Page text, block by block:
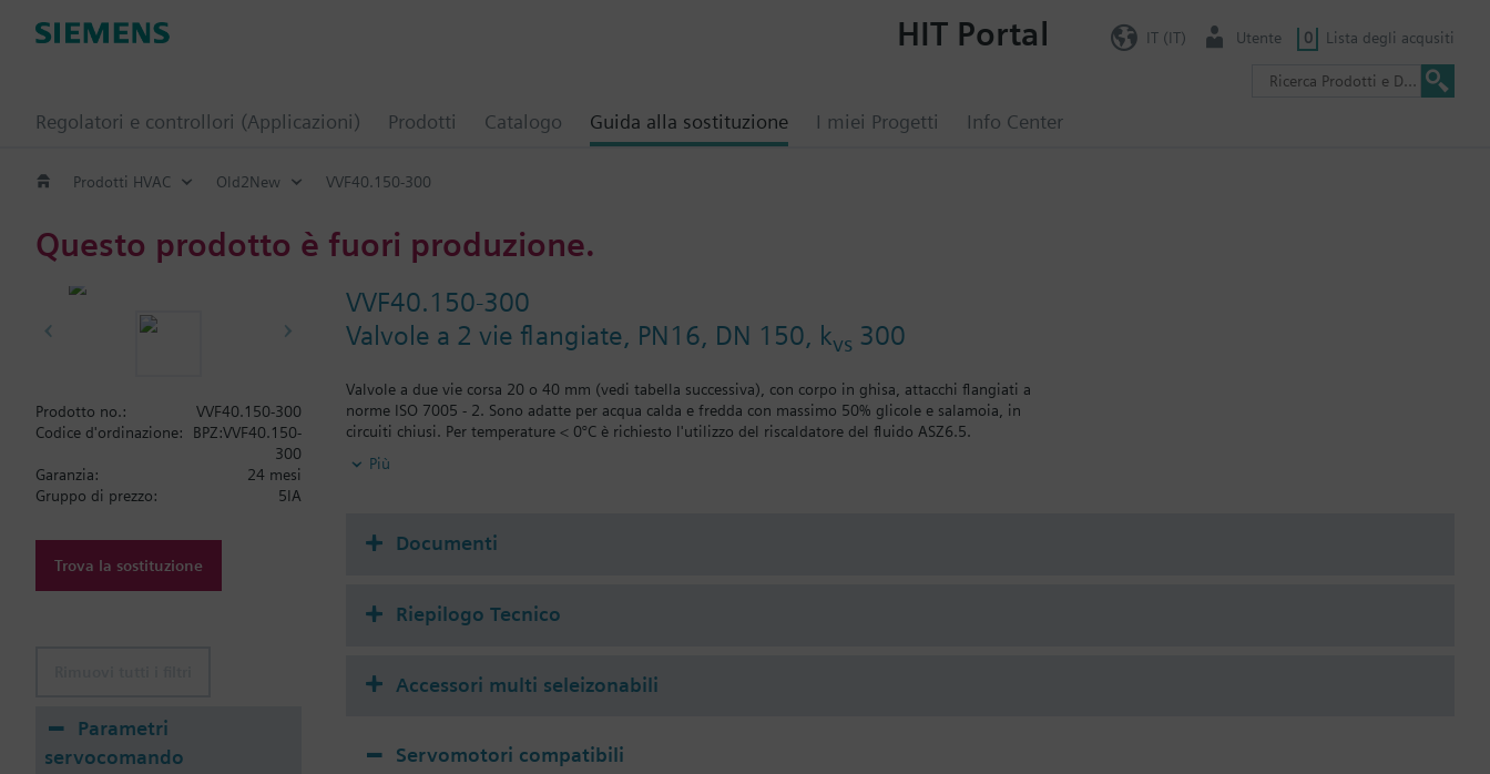
Regolatori e controllori (Applicazioni) Prodotti Catalogo Guida alla sostituzione I miei Progetti Info Center
HIT Portal IT (IT) Utente 0 Lista degli acqusiti
Prodotti HVAC Old2New VVF40.150-300
Questo prodotto è fuori produzione.
VVF40.150-300
Valvole a 2 vie flangiate, PN16, DN 150, kvs 300
Valvole a due vie corsa 20 o 40 mm (vedi tabella successiva), con corpo in ghisa, attacchi flangiati a
norme ISO 7005 - 2. Sono adatte per acqua calda e fredda con massimo 50% glicole e salamoia, in
circuiti chiusi. Per temperature < 0°C è richiesto l'utilizzo del riscaldatore del fluido ASZ6.5.
Sono utilizzabili con servocomandi con corsa 20 mm delle serie: SAX..., SKD..., SKB...
e con servocomandi con corsa 40 mm delle serie: SKC...
Più
Prodotto no.:
VVF40.150-300
Codice d'ordinazione:
BPZ:VVF40.150-
300
Garanzia:
24 mesi
Gruppo di prezzo:
5IA
Trova la sostituzione
Parametri
servocomando
Documenti
Riepilogo Tecnico
Accessori multi seleizonabili
Servomotori compatibili